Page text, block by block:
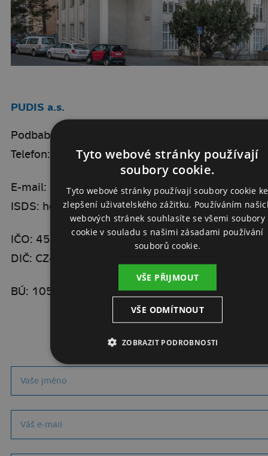
PUDIS a.s.
Podbabská 1014/20, 160 00 Praha 6
Telefon:
+420 267 004 111
E-mail:
info@pudis.cz
ISDS: hd4fwa5
IČO: 45272891
DIČ: CZ45272891
BÚ: 105026522/0300
Tyto webové stránky používají
soubory cookie.
Tyto webové stránky používají soubory cookie ke
zlepšení uživatelského zážitku. Používáním
webových stránek souhlasíte se všemi soubory
cookie v souladu s našimi zásadami používání
souborů cookie.
VŠE PŘIJMOUT
VŠE ODMÍTNOUT
ZOBRAZIT PODROBNOSTI